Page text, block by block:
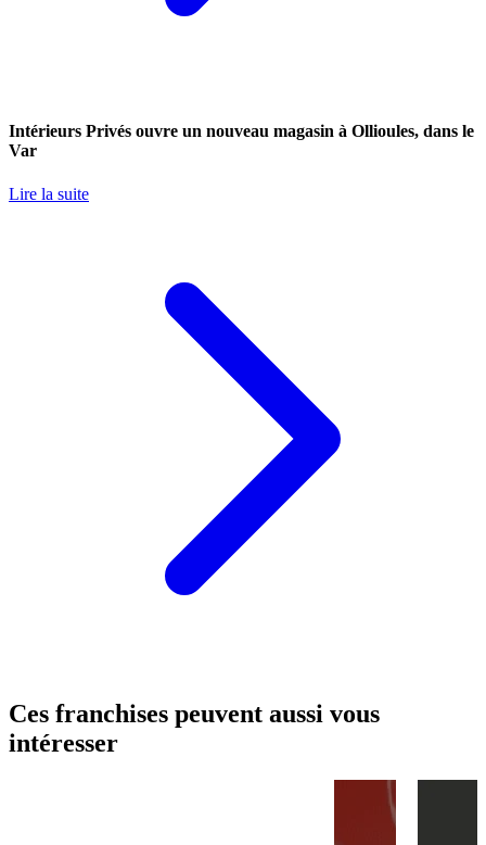
Intérieurs Privés ouvre un nouveau magasin à Ollioules, dans le
Var
Lire la suite
Ces franchises peuvent aussi vous
intéresser